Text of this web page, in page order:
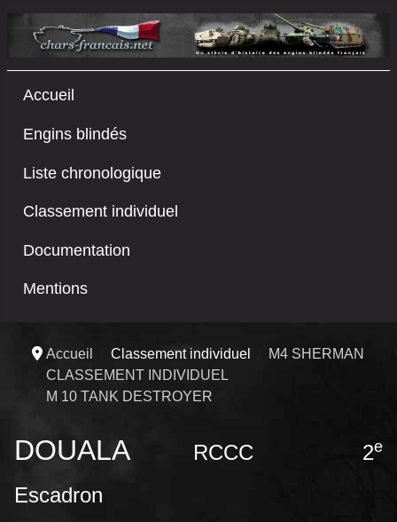
Accueil
Engins blindés
Liste chronologique
Classement individuel
Documentation
Mentions
Accueil Classement individuel
M4 SHERMAN
CLASSEMENT INDIVIDUEL
M 10 TANK DESTROYER
DOUALA RCCC 2e
Escadron